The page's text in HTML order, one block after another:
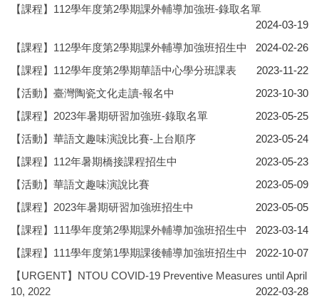
【課程】112學年度第2學期課外輔導加強班-錄取名單
2024-03-19
【課程】112學年度第2學期課外輔導加強班招生中
2024-02-26
【課程】112學年度第2學期華語中心學分班課表
2023-11-22
【活動】臺灣陶瓷文化走讀-報名中
2023-10-30
【課程】2023年暑期研習加強班-錄取名單
2023-05-25
【活動】華語文趣味演說比賽-上台順序
2023-05-24
【課程】112年暑期橋接課程招生中
2023-05-23
【活動】華語文趣味演說比賽
2023-05-09
【課程】2023年暑期研習加強班招生中
2023-05-05
【課程】111學年度第2學期課外輔導加強班招生中
2023-03-14
【課程】111學年度第1學期課後輔導加強班招生中
2022-10-07
【URGENT】NTOU COVID-19 Preventive Measures until April
10, 2022
2022-03-28